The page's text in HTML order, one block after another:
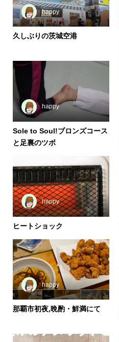
happy
久しぶりの茨城空港
happy
Sole to Soul!ブロンズコース
と足裏のツボ
happy
ヒートショック
happy
那覇市初夜,晩酌・鮮満にて